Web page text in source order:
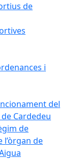
de
i
del
Cardedeu
de
de